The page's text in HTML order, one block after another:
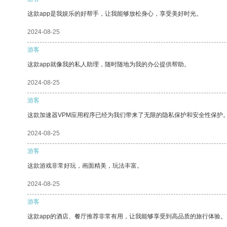
这款app是我娱乐的好帮手，让我能够放松身心，享受美好时光。
2024-08-25
游客
这款app就像我的私人助理，随时随地为我的办公提供帮助。
2024-08-25
游客
这款加速器VPM应用程序已经为我们带来了无限的隐私保护和安全性保护
2024-08-25
游客
这款游戏非常好玩，画面精美，玩法丰富。
2024-08-25
游客
这款app的酒店、餐厅推荐非常有用，让我能够享受到高品质的旅行体验。